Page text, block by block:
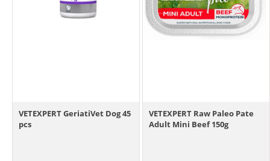
VETEXPERT GeriatiVet Dog 45
pcs
VETEXPERT Raw Paleo Pate
Adult Mini Beef 150g